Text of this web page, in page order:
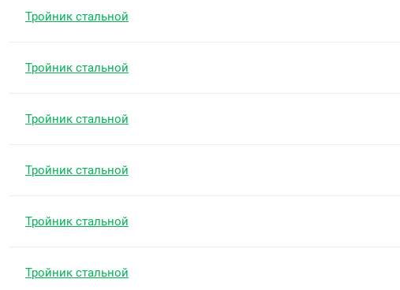
Тройник стальной
Тройник стальной
Тройник стальной
Тройник стальной
Тройник стальной
Тройник стальной